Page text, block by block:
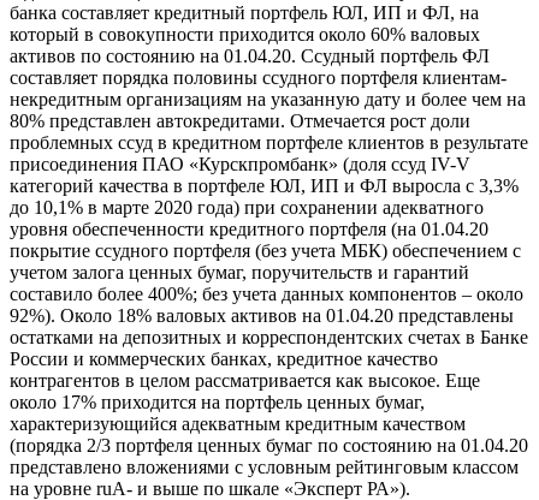
банка составляет кредитный портфель ЮЛ, ИП и ФЛ, на
который в совокупности приходится около 60% валовых
активов по состоянию на 01.04.20. Ссудный портфель ФЛ
составляет порядка половины ссудного портфеля клиентам-
некредитным организациям на указанную дату и более чем на
80% представлен автокредитами. Отмечается рост доли
проблемных ссуд в кредитном портфеле клиентов в результате
присоединения ПАО «Курскпромбанк» (доля ссуд IV-V
категорий качества в портфеле ЮЛ, ИП и ФЛ выросла с 3,3%
до 10,1% в марте 2020 года) при сохранении адекватного
уровня обеспеченности кредитного портфеля (на 01.04.20
покрытие ссудного портфеля (без учета МБК) обеспечением с
учетом залога ценных бумаг, поручительств и гарантий
составило более 400%; без учета данных компонентов – около
92%). Около 18% валовых активов на 01.04.20 представлены
остатками на депозитных и корреспондентских счетах в Банке
России и коммерческих банках, кредитное качество
контрагентов в целом рассматривается как высокое. Еще
около 17% приходится на портфель ценных бумаг,
характеризующийся адекватным кредитным качеством
(порядка 2/3 портфеля ценных бумаг по состоянию на 01.04.20
представлено вложениями с условным рейтинговым классом
на уровне ruA- и выше по шкале «Эксперт РА»).